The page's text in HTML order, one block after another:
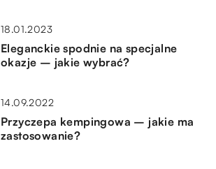
18.01.2023
Eleganckie spodnie na specjalne
okazje – jakie wybrać?
14.09.2022
Przyczepa kempingowa – jakie ma
zastosowanie?